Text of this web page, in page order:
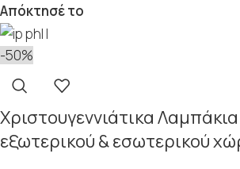
Απόκτησέ το
-50%
Χριστουγεννιάτικα
εξωτερικού & εσωτερικού